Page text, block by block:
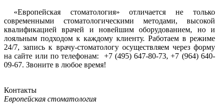
«Европейская стоматология» отличается не только
современными стоматологическими методами, высокой
квалификацией врачей и новейшим оборудованием, но и
лояльным подходом к каждому клиенту. Работаем в режиме
24/7, запись к врачу-стоматологу осуществляем через форму
на сайте или по телефонам: +7 (495) 647-80-73, +7 (964) 640-
09-67. Звоните в любое время!
Контакты
Европейская стоматология